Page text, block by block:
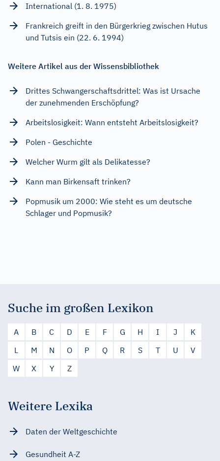
International (1. 8. 1975)
Frankreich greift in den Bürgerkrieg zwischen Hutus
und Tutsis ein (22. 6. 1994)
Weitere Artikel aus der Wissensbibliothek
Drittes Schwangerschaftsdrittel: Was ist Ursache
der zunehmenden Erschöpfung?
Arbeitslosigkeit: Wann entsteht Arbeitslosigkeit?
Polen - Geschichte
Welcher Wurm gilt als Delikatesse?
Kann man Birkensaft trinken?
Popmusik um 2000: Wie steht es um deutsche
Schlager und Popmusik?
Suche im großen Lexikon
A B C D E F G H I J
K
L
M N O P Q R S T U
V
W
X Y Z
Weitere Lexika
Daten der Weltgeschichte
Gesundheit A-Z